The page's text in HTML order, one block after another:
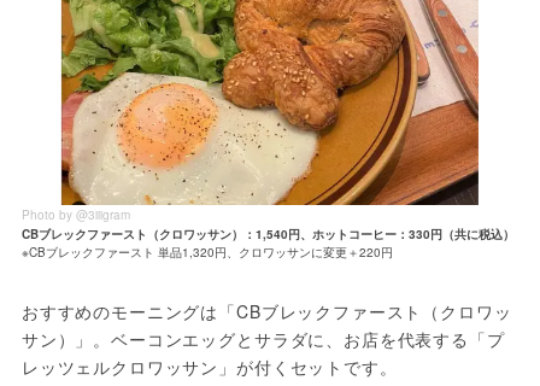
Photo by @3iiigram
CBブレックファースト（クロワッサン）：1,540円、ホットコーヒー：330円（共に税込）
※CBブレックファースト 単品1,320円、クロワッサンに変更＋220円
おすすめのモーニングは「CBブレックファースト（クロワッ
サン）」。ベーコンエッグとサラダに、お店を代表する「プ
レッツェルクロワッサン」が付くセットです。